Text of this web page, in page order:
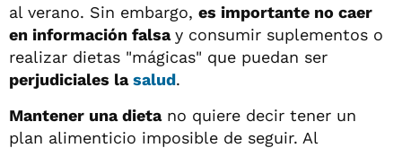
al verano. Sin embargo, es importante no caer
en información falsay consumir suplementos o
realizar dietas "mágicas" que puedan ser
perjudiciales lasalud.
Mantener una dietano quiere decir tener un
plan alimenticio imposible de seguir. Al